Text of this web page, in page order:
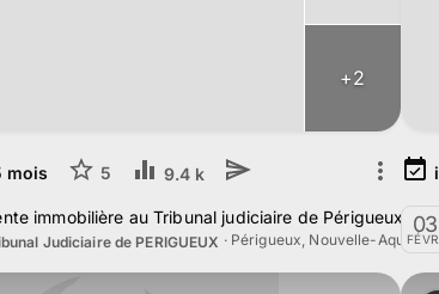
2026
+2
mois 5 9.4 k
immobilière au Tribunal judiciaire de Périgueux le
Judiciaire de PERIGUEUX · Périgueux, Nouvelle-Aquitaine
03
FÉVR.